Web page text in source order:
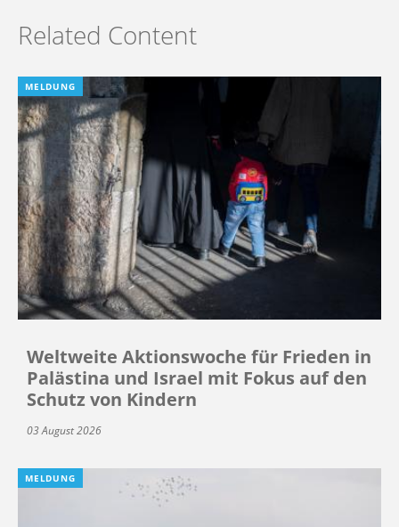
Related Content
MELDUNG
Weltweite Aktionswoche für Frieden in
Palästina und Israel mit Fokus auf den
Schutz von Kindern
03 August 2026
MELDUNG